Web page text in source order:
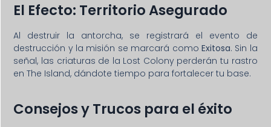
El Efecto: Territorio Asegurado
Al destruir la antorcha, se registrará el evento de
destrucción y la misión se marcará como Exitosa. Sin la
señal, las criaturas de la Lost Colony perderán tu rastro
en The Island, dándote tiempo para fortalecer tu base.
Consejos y Trucos para el éxito